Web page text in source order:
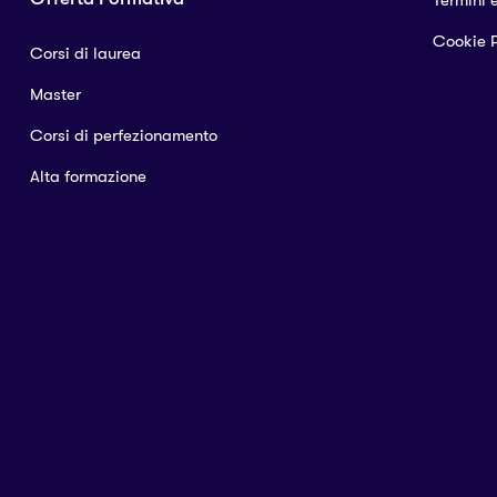
Corsi di laurea
Master
Corsi di perfezionamento
Alta formazione
Cookie